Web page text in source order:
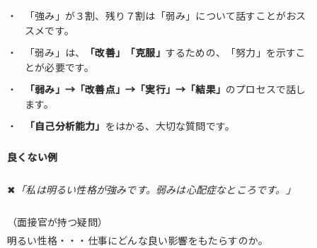
「強み」が３割、残り７割は「弱み」について話すことがおス
スメです。
「弱み」は、
「改善」「克服」 するための、「努力」を示すこ
とが必要です。
「弱み」→「改善点」→「実行」→「結果」 のプロセスで話し
ます。
「自己分析能力」 をはかる、大切な質問です。
良くない例
✖ 「私は明るい性格が強みです。弱みは心配症なところです。」
（面接官が持つ疑問）
明るい性格・・・仕事にどんな良い影響をもたらすのか。